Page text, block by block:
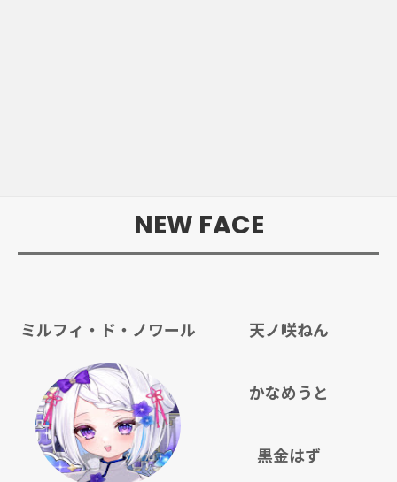
NEW FACE
ミルフィ・ド・ノワール 天ノ咲ねん
かなめうと
黒金はず